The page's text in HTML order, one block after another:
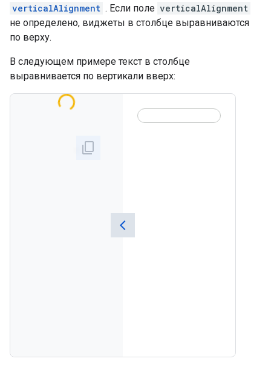
verticalAlignment . Если поле verticalAlignment
не определено, виджеты в столбце выравниваются
по верху.
В следующем примере текст в столбце
выравнивается по вертикали вверх: